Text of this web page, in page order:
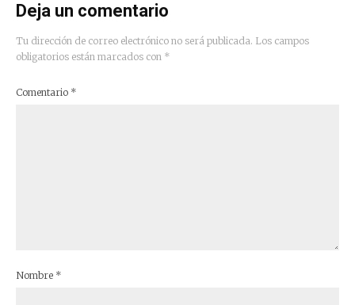
Deja un comentario
Tu dirección de correo electrónico no será publicada. Los campos
obligatorios están marcados con *
Comentario *
Nombre *